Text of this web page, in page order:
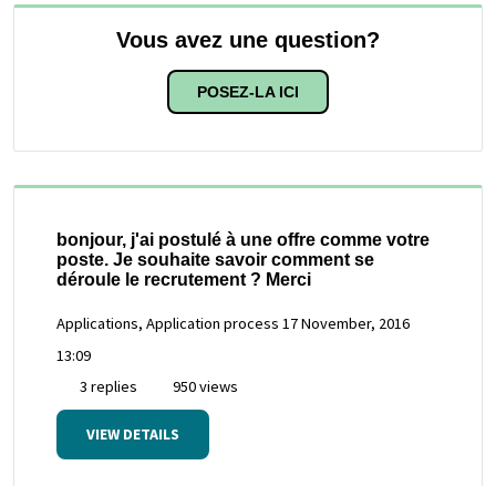
Vous avez une question?
POSEZ-LA ICI
bonjour, j'ai postulé à une offre comme votre
poste. Je souhaite savoir comment se
déroule le recrutement ? Merci
Applications, Application process 17 November, 2016
13:09
3 replies
950 views
VIEW DETAILS